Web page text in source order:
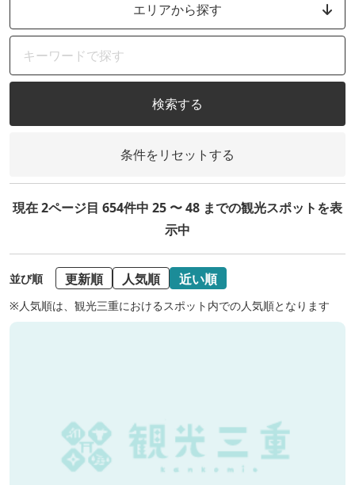
エリアから探す
検索する
条件をリセットする
現在 2ページ目 654件中 25 〜 48 までの観光スポットを表
示中
並び順 更新順 人気順 近い順
※人気順は、観光三重におけるスポット内での人気順となります